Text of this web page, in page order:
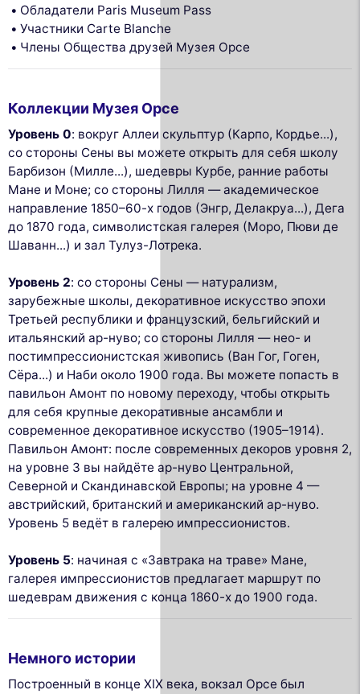
Обладатели Paris Museum Pass
Участники Carte Blanche
Члены Общества друзей Музея Орсе
Коллекции Музея Орсе
Уровень 0: вокруг Аллеи скульптур (Карпо, Кордье...),
со стороны Сены вы можете открыть для себя школу
Барбизон (Милле...), шедевры Курбе, ранние работы
Мане и Моне; со стороны Лилля — академическое
направление 1850–60-х годов (Энгр, Делакруа...), Дега
до 1870 года, символистская галерея (Моро, Пюви де
Шаванн...) и зал Тулуз-Лотрека.
Уровень 2: со стороны Сены — натурализм,
зарубежные школы, декоративное искусство эпохи
Третьей республики и французский, бельгийский и
итальянский ар-нуво; со стороны Лилля — нео- и
постимпрессионистская живопись (Ван Гог, Гоген,
Сёра...) и Наби около 1900 года. Вы можете попасть в
павильон Амонт по новому переходу, чтобы открыть
для себя крупные декоративные ансамбли и
современное декоративное искусство (1905–1914).
Павильон Амонт: после современных декоров уровня 2,
на уровне 3 вы найдёте ар-нуво Центральной,
Северной и Скандинавской Европы; на уровне 4 —
австрийский, британский и американский ар-нуво.
Уровень 5 ведёт в галерею импрессионистов.
Уровень 5: начиная с «Завтрака на траве» Мане,
галерея импрессионистов предлагает маршрут по
шедеврам движения с конца 1860-х до 1900 года.
Немного истории
Построенный в конце XIX века, вокзал Орсе был